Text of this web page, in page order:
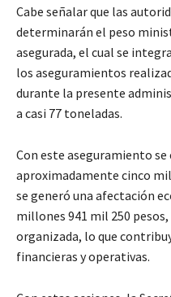
Cabe señalar que las
determinarán el peso
asegurada, el cual se
los aseguramientos
durante la presente
a casi 77 toneladas.
Con este aseguramiento
aproximadamente cinco
se generó una afectación
millones 941 mil 250
organizada, lo que
financieras y operativas.